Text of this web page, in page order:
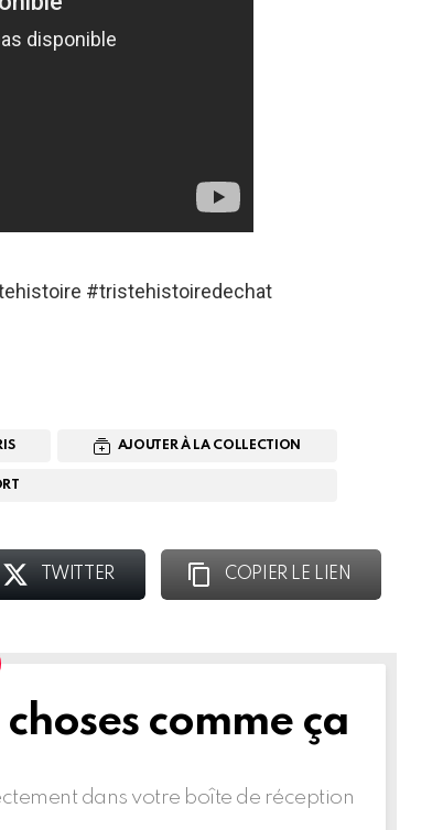
#tristehistoiredechat
AJOUTER À LA COLLECTION
TWITTER COPIER LE LIEN
comme ça
dans votre boîte de réception